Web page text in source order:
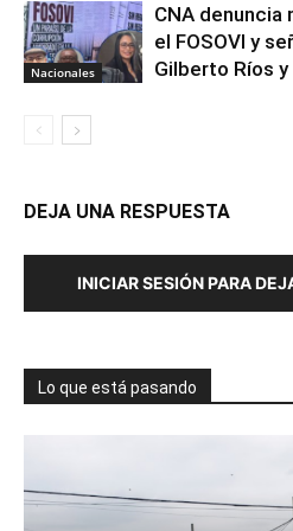
Nacionales
CNA denuncia
el FOSOVI y
Gilberto Ríos y
DEJA UNA RESPUESTA
INICIAR SESIÓN PARA
Lo que está pasando